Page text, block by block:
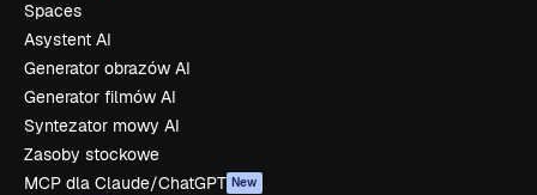
Spaces
Asystent AI
Generator obrazów AI
Generator filmów AI
Syntezator mowy AI
Zasoby stockowe
MCP dla Claude/ChatGPT New